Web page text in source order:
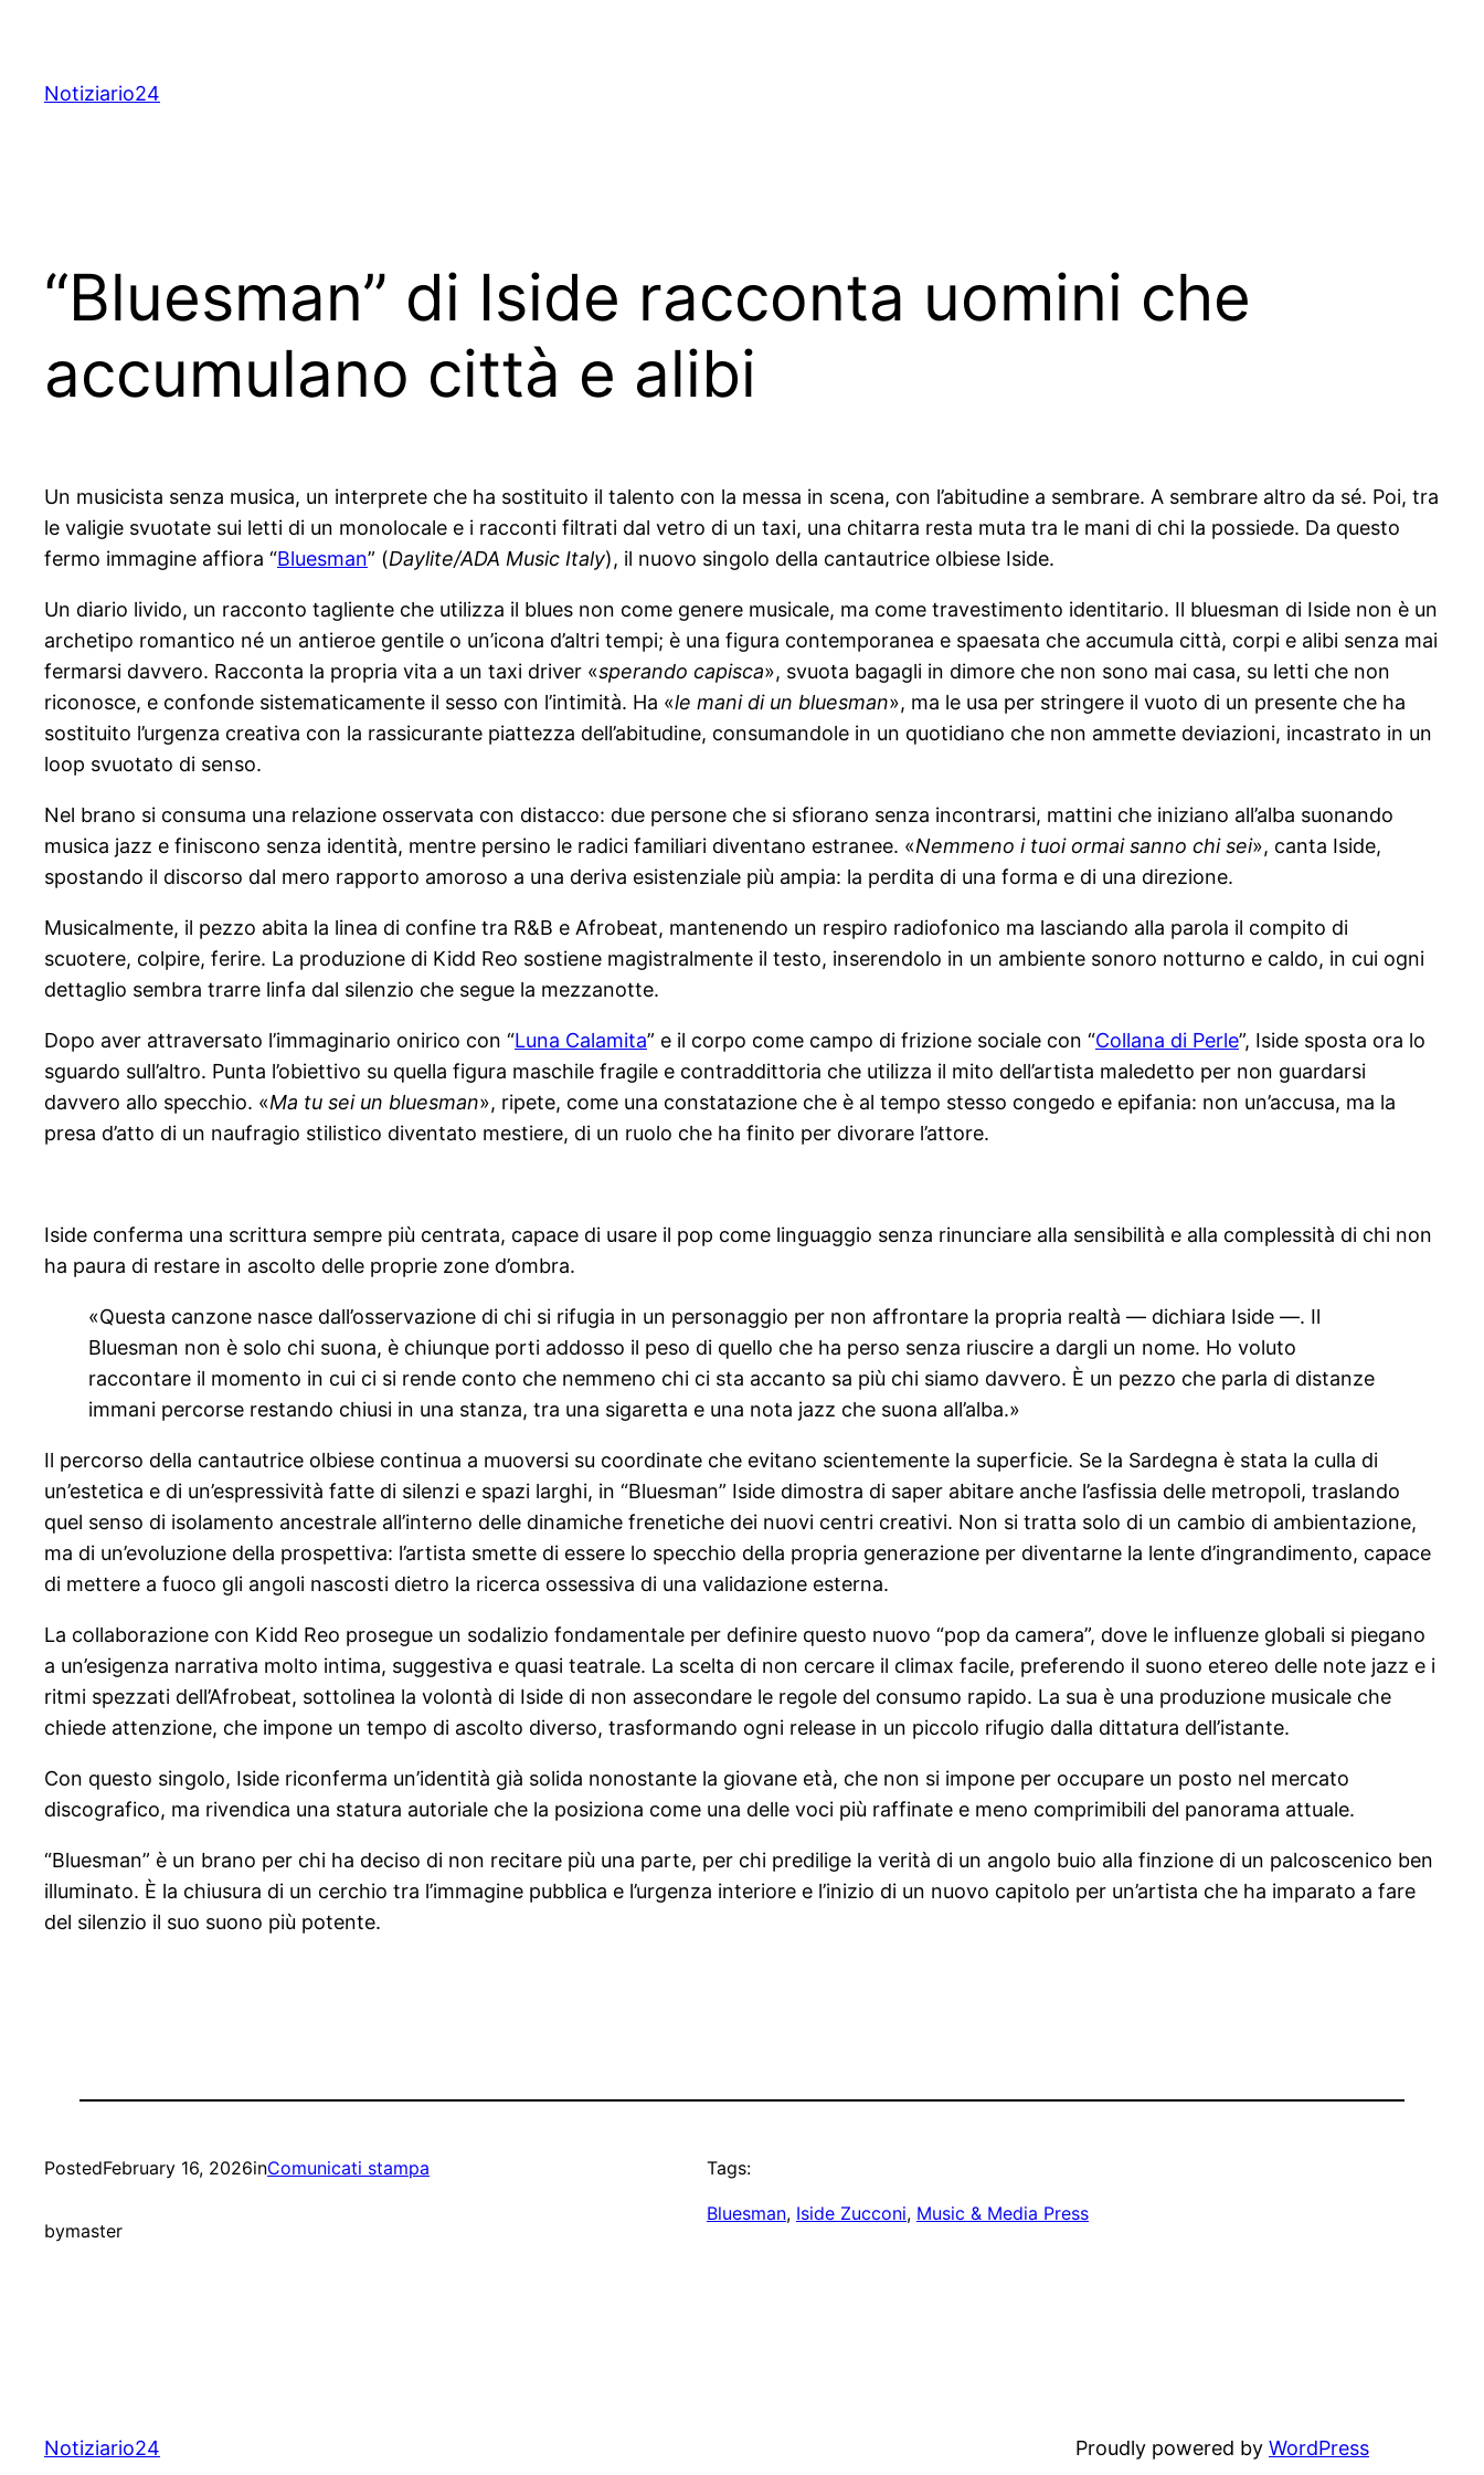
content
Notiziario24
“Bluesman” di Iside racconta uomini che
accumulano città e alibi
Un musicista senza musica, un interprete che ha sostituito il talento con la messa in scena, con l’abitudine a sembrare. A sembrare altro da sé. Poi, tra
le valigie svuotate sui letti di un monolocale e i racconti filtrati dal vetro di un taxi, una chitarra resta muta tra le mani di chi la possiede. Da questo
fermo immagine affiora “Bluesman” (Daylite/ADA Music Italy), il nuovo singolo della cantautrice olbiese Iside.
Un diario livido, un racconto tagliente che utilizza il blues non come genere musicale, ma come travestimento identitario. Il bluesman di Iside non è un
archetipo romantico né un antieroe gentile o un’icona d’altri tempi; è una figura contemporanea e spaesata che accumula città, corpi e alibi senza mai
fermarsi davvero. Racconta la propria vita a un taxi driver «sperando capisca», svuota bagagli in dimore che non sono mai casa, su letti che non
riconosce, e confonde sistematicamente il sesso con l’intimità. Ha «le mani di un bluesman», ma le usa per stringere il vuoto di un presente che ha
sostituito l’urgenza creativa con la rassicurante piattezza dell’abitudine, consumandole in un quotidiano che non ammette deviazioni, incastrato in un
loop svuotato di senso.
Nel brano si consuma una relazione osservata con distacco: due persone che si sfiorano senza incontrarsi, mattini che iniziano all’alba suonando
musica jazz e finiscono senza identità, mentre persino le radici familiari diventano estranee. «Nemmeno i tuoi ormai sanno chi sei», canta Iside,
spostando il discorso dal mero rapporto amoroso a una deriva esistenziale più ampia: la perdita di una forma e di una direzione.
Musicalmente, il pezzo abita la linea di confine tra R&B e Afrobeat, mantenendo un respiro radiofonico ma lasciando alla parola il compito di
scuotere, colpire, ferire. La produzione di Kidd Reo sostiene magistralmente il testo, inserendolo in un ambiente sonoro notturno e caldo, in cui ogni
dettaglio sembra trarre linfa dal silenzio che segue la mezzanotte.
Dopo aver attraversato l’immaginario onirico con “Luna Calamita” e il corpo come campo di frizione sociale con “Collana di Perle”, Iside sposta ora lo
sguardo sull’altro. Punta l’obiettivo su quella figura maschile fragile e contraddittoria che utilizza il mito dell’artista maledetto per non guardarsi
davvero allo specchio. «Ma tu sei un bluesman», ripete, come una constatazione che è al tempo stesso congedo e epifania: non un’accusa, ma la
presa d’atto di un naufragio stilistico diventato mestiere, di un ruolo che ha finito per divorare l’attore.
Iside conferma una scrittura sempre più centrata, capace di usare il pop come linguaggio senza rinunciare alla sensibilità e alla complessità di chi non
ha paura di restare in ascolto delle proprie zone d’ombra.
«Questa canzone nasce dall’osservazione di chi si rifugia in un personaggio per non affrontare la propria realtà — dichiara Iside —. Il
Bluesman non è solo chi suona, è chiunque porti addosso il peso di quello che ha perso senza riuscire a dargli un nome. Ho voluto
raccontare il momento in cui ci si rende conto che nemmeno chi ci sta accanto sa più chi siamo davvero. È un pezzo che parla di distanze
immani percorse restando chiusi in una stanza, tra una sigaretta e una nota jazz che suona all’alba.»
Il percorso della cantautrice olbiese continua a muoversi su coordinate che evitano scientemente la superficie. Se la Sardegna è stata la culla di
un’estetica e di un’espressività fatte di silenzi e spazi larghi, in “Bluesman” Iside dimostra di saper abitare anche l’asfissia delle metropoli, traslando
quel senso di isolamento ancestrale all’interno delle dinamiche frenetiche dei nuovi centri creativi. Non si tratta solo di un cambio di ambientazione,
ma di un’evoluzione della prospettiva: l’artista smette di essere lo specchio della propria generazione per diventarne la lente d’ingrandimento, capace
di mettere a fuoco gli angoli nascosti dietro la ricerca ossessiva di una validazione esterna.
La collaborazione con Kidd Reo prosegue un sodalizio fondamentale per definire questo nuovo “pop da camera”, dove le influenze globali si piegano
a un’esigenza narrativa molto intima, suggestiva e quasi teatrale. La scelta di non cercare il climax facile, preferendo il suono etereo delle note jazz e i
ritmi spezzati dell’Afrobeat, sottolinea la volontà di Iside di non assecondare le regole del consumo rapido. La sua è una produzione musicale che
chiede attenzione, che impone un tempo di ascolto diverso, trasformando ogni release in un piccolo rifugio dalla dittatura dell’istante.
Con questo singolo, Iside riconferma un’identità già solida nonostante la giovane età, che non si impone per occupare un posto nel mercato
discografico, ma rivendica una statura autoriale che la posiziona come una delle voci più raffinate e meno comprimibili del panorama attuale.
“Bluesman” è un brano per chi ha deciso di non recitare più una parte, per chi predilige la verità di un angolo buio alla finzione di un palcoscenico ben
illuminato. È la chiusura di un cerchio tra l’immagine pubblica e l’urgenza interiore e l’inizio di un nuovo capitolo per un’artista che ha imparato a fare
del silenzio il suo suono più potente.
PostedFebruary 16, 2026inComunicati stampa
bymaster
Tags:
Bluesman, Iside Zucconi, Music & Media Press
Notiziario24 Proudly powered by WordPress